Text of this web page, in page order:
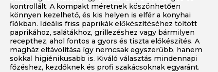
kontrollált. A kompakt méretnek köszönhetően
könnyen kezelhető, és kis helyen is elfér a konyhai
fiókban. Ideális friss paprikák előkészítéséhez töltött
paprikához, salátákhoz, grillezéshez vagy bármilyen
recepthez, ahol fontos a gyors és tiszta előkészítés. A
magház eltávolítása így nemcsak egyszerűbb, hanem
sokkal higiénikusabb is. Kiváló választás mindennapi
főzéshez, kezdőknek és profi szakácsoknak egyaránt.